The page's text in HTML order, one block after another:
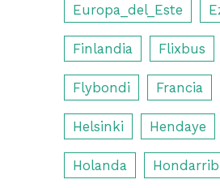
Europa_del_Este
Finlandia Flixbus
Flybondi Francia
Helsinki Hendaye
Holanda